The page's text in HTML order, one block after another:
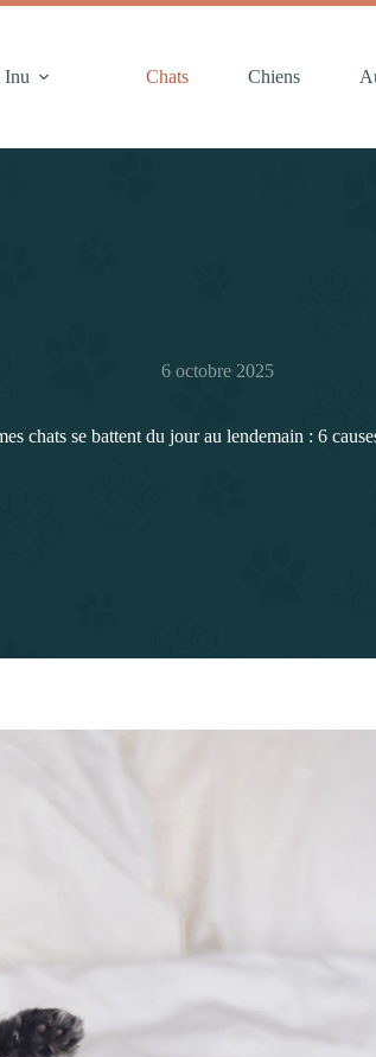
Inu Chats Chiens
6 octobre 2025
chats se battent du jour au lendemain : 6